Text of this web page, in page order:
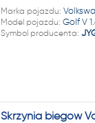
Marka pojazdu:
Model pojazdu: Golf V
Symbol producenta:
Skrzynia biegów